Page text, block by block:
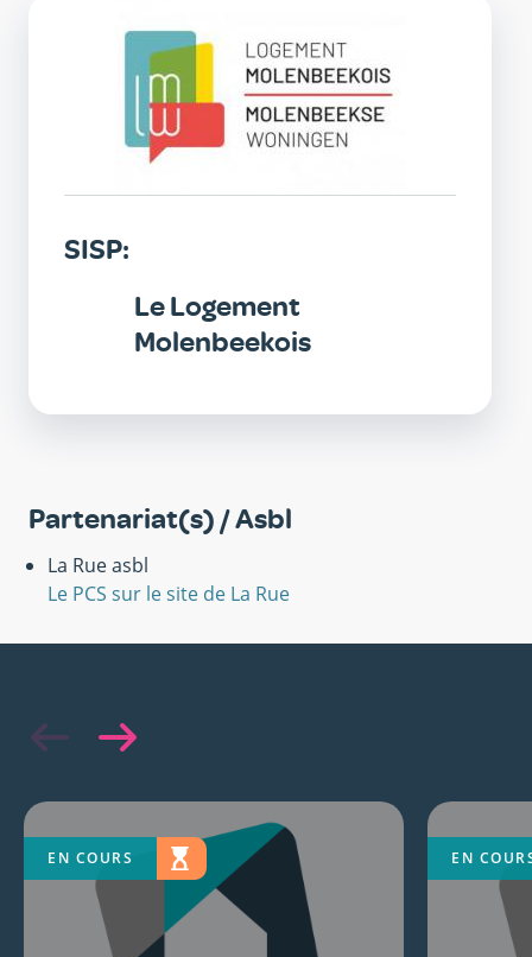
SISP:
Le Logement
Molenbeekois
Partenariat(s) / Asbl
La Rue asbl
Le PCS sur le site de La Rue
EN COURS EN